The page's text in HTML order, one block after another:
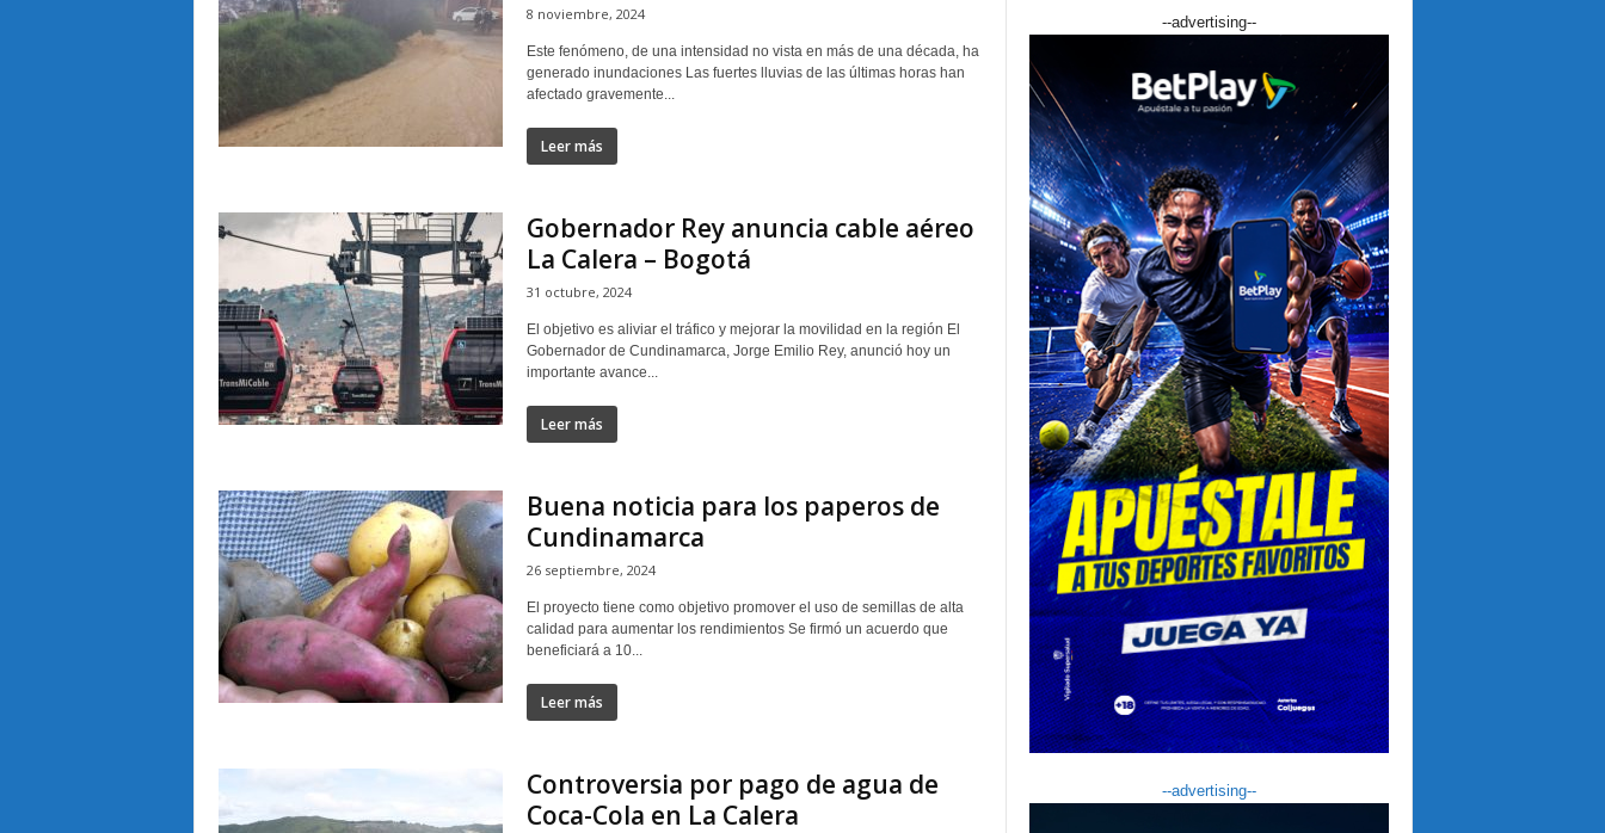
8 noviembre, 2024
Este fenómeno, de una intensidad no vista en más de una década, ha
generado inundaciones Las fuertes lluvias de las últimas horas han
afectado gravemente...
Leer más
Gobernador Rey anuncia cable aéreo
La Calera – Bogotá
31 octubre, 2024
El objetivo es aliviar el tráfico y mejorar la movilidad en la región El
Gobernador de Cundinamarca, Jorge Emilio Rey, anunció hoy un
importante avance...
Leer más
Buena noticia para los paperos de
Cundinamarca
26 septiembre, 2024
El proyecto tiene como objetivo promover el uso de semillas de alta
calidad para aumentar los rendimientos Se firmó un acuerdo que
beneficiará a 10...
Leer más
Controversia por pago de agua de
Coca-Cola en La Calera
--advertising--
--advertising--